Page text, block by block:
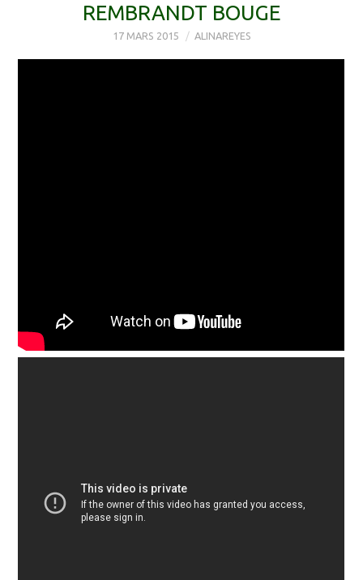
REMBRANDT BOUGE
17 MARS 2015 ALINAREYES